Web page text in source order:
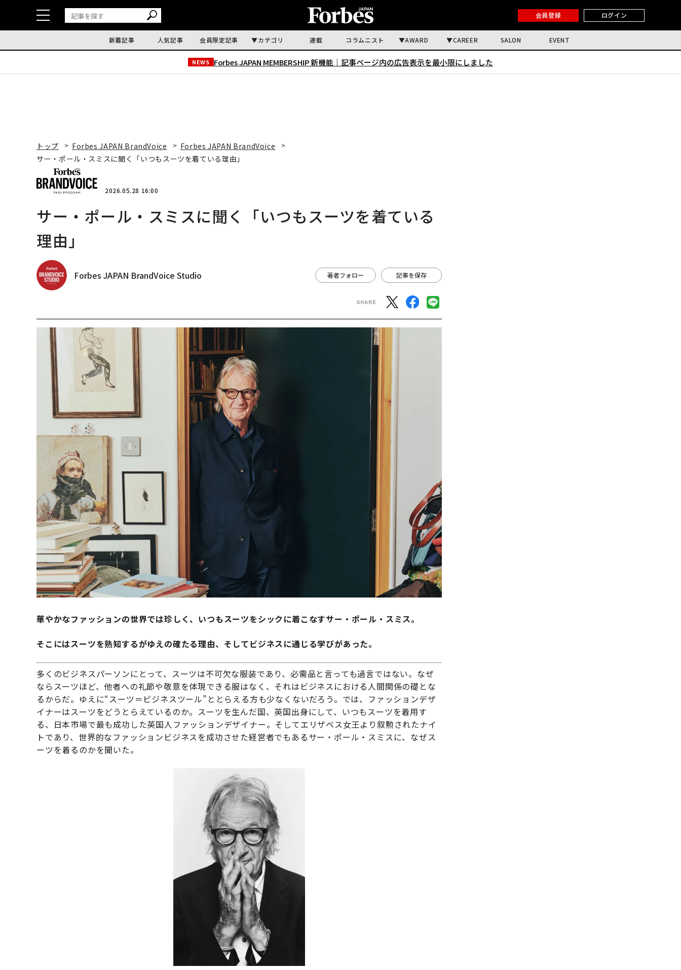
会員登録 ログイン
新着記事 人気記事 会員限定記事 カテゴリ 連載 コラムニスト AWARD CAREER SALON EVENT
NEWS Forbes JAPAN MEMBERSHIP 新機能｜ 記事ページ内の広告表示を最小限にしました
トップ Forbes JAPAN BrandVoice
Forbes JAPAN BrandVoice
サー・ポール・スミスに聞く「いつもスーツを着ている理由」
2026.05.28 16:00
サー・ポール・スミスに聞く「いつもスーツを着ている
理由」
Forbes JAPAN BrandVoice Studio 著者フォロー 記事を保存
華やかなファッションの世界では珍しく、いつもスーツをシックに着こなすサー・ポール・スミス。
そこにはスーツを熟知するがゆえの確たる理由、そしてビジネスに通じる学びがあった。
多くのビジネスパーソンにとって、スーツは不可欠な服装であり、必需品と言っても過言ではない。なぜ
ならスーツほど、他者への礼節や敬意を体現できる服はなく、それはビジネスにおける人間関係の礎とな
るからだ。ゆえに“スーツ＝ビジネスツール”ととらえる方も少なくないだろう。では、ファッションデザ
イナーはスーツをどうとらえているのか。スーツを生んだ国、英国出身にして、いつもスーツを着用す
る、日本市場で最も成功した英国人ファッションデザイナー。そしてエリザベス女王より叙勲されたナイ
トであり、世界的なファッションビジネスを成功させた経営者でもあるサー・ポール・スミスに、なぜス
ーツを着るのかを聞いた。